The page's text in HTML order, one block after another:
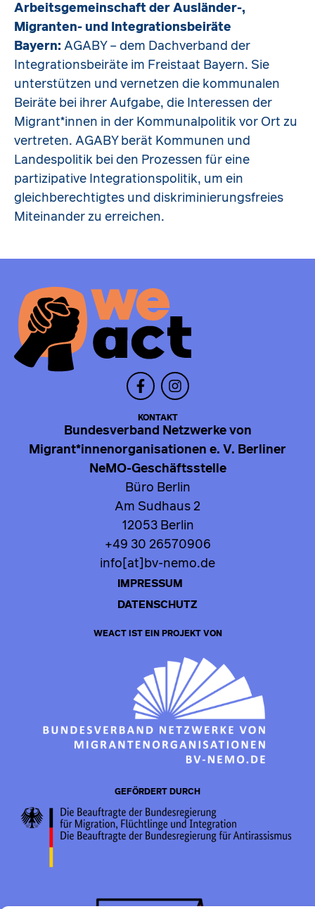
Arbeitsgemeinschaft der Ausländer-,
Migranten- und Integrationsbeiräte
Bayern: AGABY – dem Dachverband der
Integrationsbeiräte im Freistaat Bayern. Sie
unterstützen und vernetzen die kommunalen
Beiräte bei ihrer Aufgabe, die Interessen der
Migrant*innen in der Kommunalpolitik vor Ort zu
vertreten. AGABY berät Kommunen und
Landespolitik bei den Prozessen für eine
partizipative Integrationspolitik, um ein
gleichberechtigtes und diskriminierungsfreies
Miteinander zu erreichen.
KONTAKT
Bundesverband Netzwerke von
Migrant*innenorganisationen e. V. Berliner
NeMO-Geschäftsstelle
Büro Berlin
Am Sudhaus 2
12053 Berlin
+49 30 26570906
info[at]bv-nemo.de
IMPRESSUM
DATENSCHUTZ
WEACT IST EIN PROJEKT VON
GEFÖRDERT DURCH